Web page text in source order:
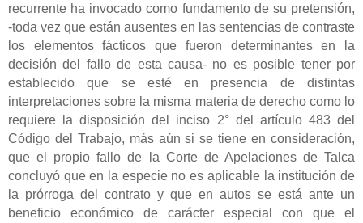
recurrente ha invocado como fundamento de su pretensión,
-toda vez que están ausentes en las sentencias de contraste
los elementos fácticos que fueron determinantes en la
decisión del fallo de esta causa- no es posible tener por
establecido que se esté en presencia de distintas
interpretaciones sobre la misma materia de derecho como lo
requiere la disposición del inciso 2° del artículo 483 del
Código del Trabajo, más aún si se tiene en consideración,
que el propio fallo de la Corte de Apelaciones de Talca
concluyó que en la especie no es aplicable la institución de
la prórroga del contrato y que en autos se está ante un
beneficio económico de carácter especial con que el